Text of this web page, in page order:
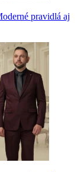
pravidlá aj